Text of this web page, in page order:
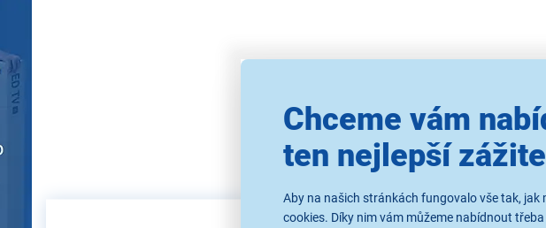
Chceme vám
ten nejlepší
Aby na našich stránkách fungovalo vše tak, jak
cookies. Díky nim vám můžeme nabídnout
Použité obrázky jsou pouze